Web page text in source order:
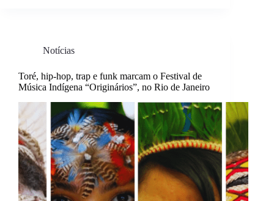
Notícias
Toré, hip-hop, trap e funk marcam o Festival de
Música Indígena “Originários”, no Rio de Janeiro